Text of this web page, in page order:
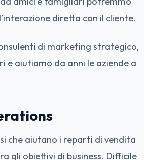
diretta con il cliente.
di marketing strategico,
e aiutiamo da anni le aziende a
che aiutano i reparti di vendita
gli obiettivi di business. Difficile